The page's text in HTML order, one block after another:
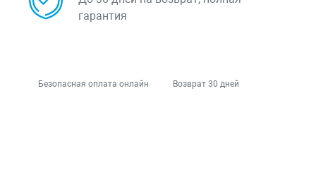
гарантия
Безопасная оплата онлайн Возврат 30 дней